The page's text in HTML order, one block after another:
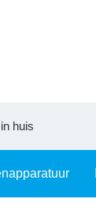
huis